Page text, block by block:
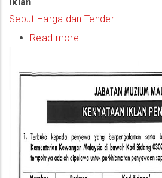
Sebut Harga dan Tender
Read more
Perkhidmatan
Penyewaan
Kedai
Cenderamata
Muzium
Tekstil
Negara,